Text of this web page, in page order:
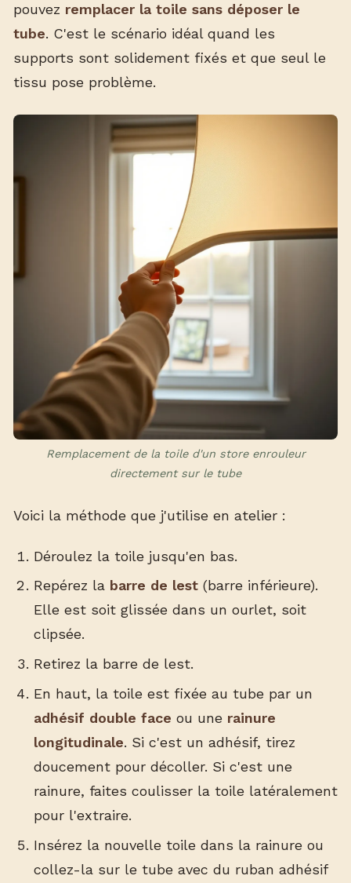
pouvez remplacer la toile sans déposer le
tube. C'est le scénario idéal quand les
supports sont solidement fixés et que seul le
tissu pose problème.
Remplacement de la toile d'un store enrouleur
directement sur le tube
Voici la méthode que j'utilise en atelier :
Déroulez la toile jusqu'en bas.
Repérez la barre de lest(barre inférieure).
Elle est soit glissée dans un ourlet, soit
clipsée.
Retirez la barre de lest.
En haut, la toile est fixée au tube par un
adhésif double face ou une rainure
longitudinale. Si c'est un adhésif, tirez
doucement pour décoller. Si c'est une
rainure, faites coulisser la toile latéralement
pour l'extraire.
Insérez la nouvelle toile dans la rainure ou
collez-la sur le tube avec du ruban adhésif